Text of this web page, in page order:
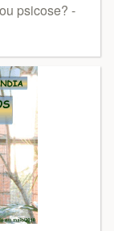
psicose? -